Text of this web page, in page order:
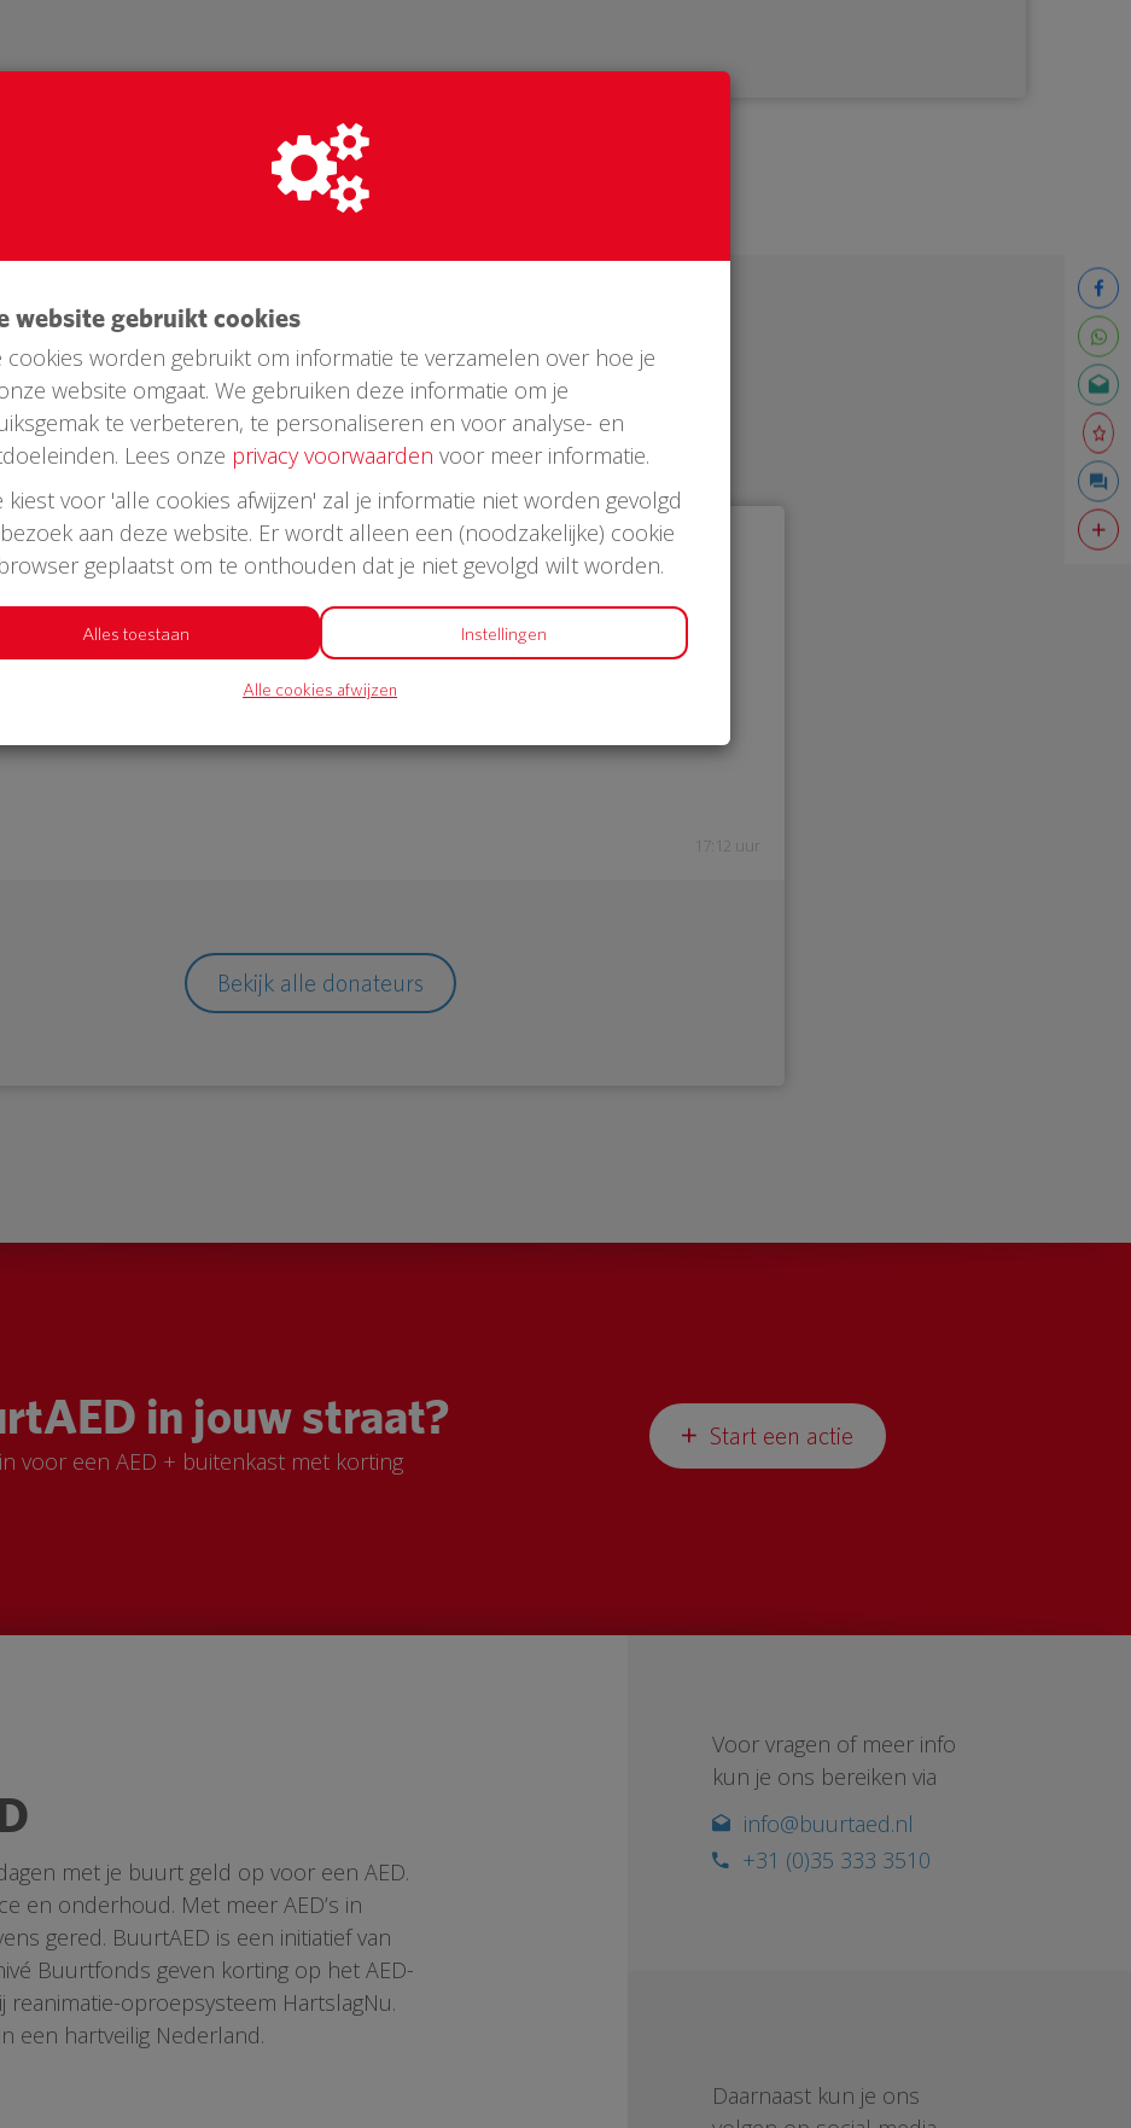
Laatste donaties
€ 976
17:12 uur
Bekijk alle donateurs
in jouw straat?
voor een AED + buitenkast met korting
Start een actie
met je buurt geld op voor een AED.
en onderhoud. Met meer AED’s in
gered. BuurtAED is een initiatief van
Buurtfonds geven korting op het AED-
reanimatie-oproepsysteem HartslagNu.
een hartveilig Nederland.
Voor vragen of meer info
kun je ons bereiken via
info@buurtaed.nl
+31 (0)35 333 3510
Daarnaast kun je ons
website gebruikt cookies
cookies worden gebruikt om informatie te verzamelen over hoe je
website omgaat. We gebruiken deze informatie om je
te verbeteren, te personaliseren en voor analyse- en
Lees onze privacy voorwaarden voor meer informatie.
kiest voor 'alle cookies afwijzen' zal je informatie niet worden gevolgd
aan deze website. Er wordt alleen een (noodzakelijke) cookie
geplaatst om te onthouden dat je niet gevolgd wilt worden.
Alles toestaan Instellingen
Alle cookies afwijzen